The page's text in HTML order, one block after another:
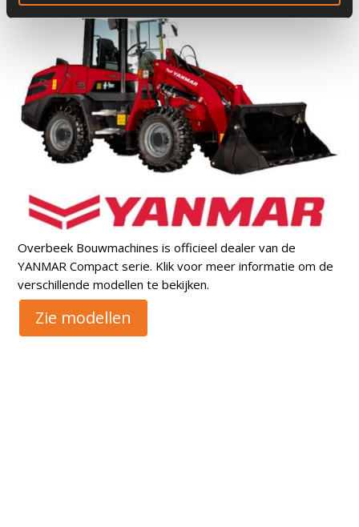
Overbeek Bouwmachines is officieel dealer van de
YANMAR Compact serie. Klik voor meer informatie om de
verschillende modellen te bekijken.
Zie modellen